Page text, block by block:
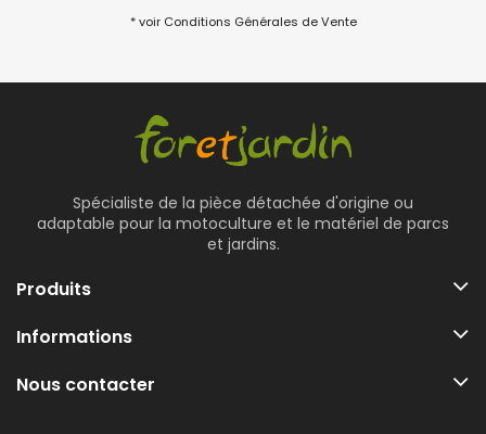
* voir Conditions Générales de Vente
Spécialiste de la pièce détachée d'origine ou
adaptable pour la motoculture et le matériel de parcs
et jardins.
Produits
Informations
Nous contacter